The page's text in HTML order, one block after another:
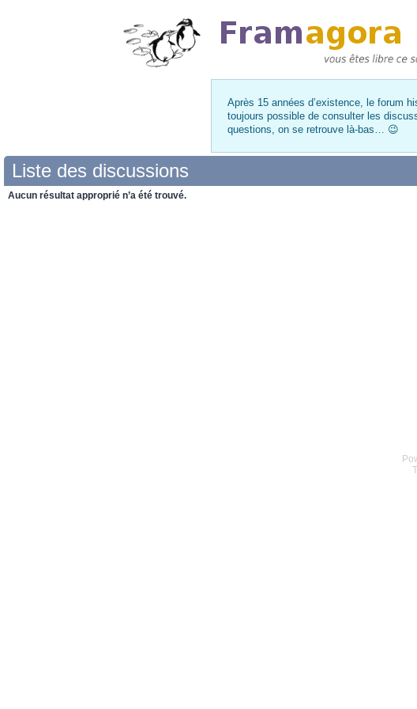
Après 15 années d’existence, le forum
toujours possible de consulter les
questions, on se retrouve là-bas… 😉
Liste des discussions
Aucun résultat approprié n’a été trouvé.